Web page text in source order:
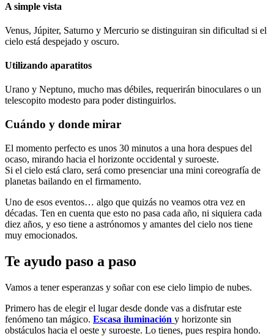
A simple vista
Venus, Júpiter, Saturno y Mercurio se distinguiran sin dificultad si el
cielo está despejado y oscuro.
Utilizando aparatitos
Urano y Neptuno, mucho mas débiles, requerirán binoculares o un
telescopito modesto para poder distinguirlos.
Cuándo y donde mirar
El momento perfecto es unos 30 minutos a una hora despues del
ocaso, mirando hacia el horizonte occidental y suroeste.
Si el cielo está claro, será como presenciar una mini coreografía de
planetas bailando en el firmamento.
Uno de esos eventos… algo que quizás no veamos otra vez en
décadas. Ten en cuenta que esto no pasa cada año, ni siquiera cada
diez años, y eso tiene a astrónomos y amantes del cielo nos tiene
muy emocionados.
Te ayudo paso a paso
Vamos a tener esperanzas y soñar con ese cielo limpio de nubes.
Primero has de elegir el lugar desde donde vas a disfrutar este
fenómeno tan mágico. Escasa iluminación y horizonte sin
obstáculos hacia el oeste y suroeste. Lo tienes, pues respira hondo.